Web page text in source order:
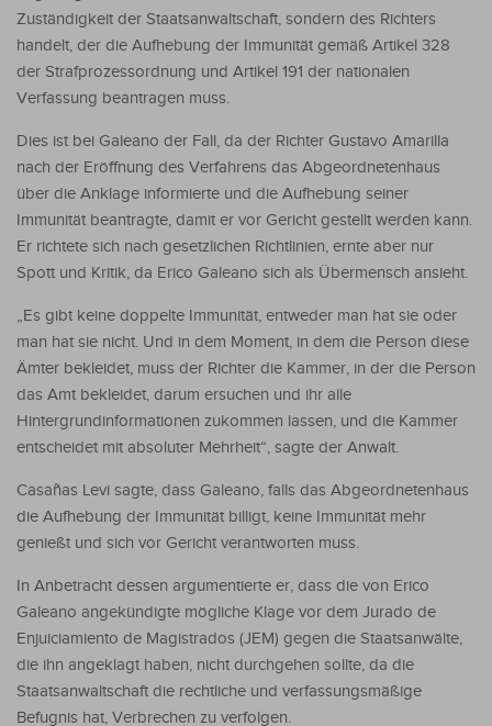
Zuständigkeit der Staatsanwaltschaft, sondern des Richters
handelt, der die Aufhebung der Immunität gemäß Artikel 328
der Strafprozessordnung und Artikel 191 der nationalen
Verfassung beantragen muss.
Dies ist bei Galeano der Fall, da der Richter Gustavo Amarilla
nach der Eröffnung des Verfahrens das Abgeordnetenhaus
über die Anklage informierte und die Aufhebung seiner
Immunität beantragte, damit er vor Gericht gestellt werden kann.
Er richtete sich nach gesetzlichen Richtlinien, ernte aber nur
Spott und Kritik, da Erico Galeano sich als Übermensch ansieht.
„Es gibt keine doppelte Immunität, entweder man hat sie oder
man hat sie nicht. Und in dem Moment, in dem die Person diese
Ämter bekleidet, muss der Richter die Kammer, in der die Person
das Amt bekleidet, darum ersuchen und ihr alle
Hintergrundinformationen zukommen lassen, und die Kammer
entscheidet mit absoluter Mehrheit“, sagte der Anwalt.
Casañas Levi sagte, dass Galeano, falls das Abgeordnetenhaus
die Aufhebung der Immunität billigt, keine Immunität mehr
genießt und sich vor Gericht verantworten muss.
In Anbetracht dessen argumentierte er, dass die von Erico
Galeano angekündigte mögliche Klage vor dem Jurado de
Enjuiciamiento de Magistrados (JEM) gegen die Staatsanwälte,
die ihn angeklagt haben, nicht durchgehen sollte, da die
Staatsanwaltschaft die rechtliche und verfassungsmäßige
Befugnis hat, Verbrechen zu verfolgen.